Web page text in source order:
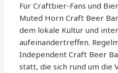
Für Craftbier-Fans und
Muted Horn Craft Beer
dem lokale Kultur und
aufeinandertreffen.
Independent Craft Beer
statt, die sich rund um die